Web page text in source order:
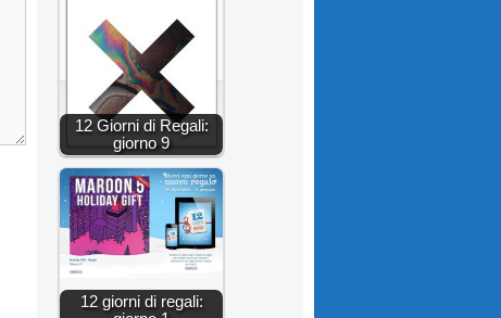
12 Giorni di Regali:
giorno 9
12 giorni di regali: